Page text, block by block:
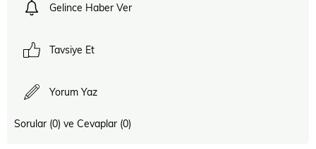
Gelince Haber Ver
Tavsiye Et
Yorum Yaz
Sorular (0) ve Cevaplar (0)